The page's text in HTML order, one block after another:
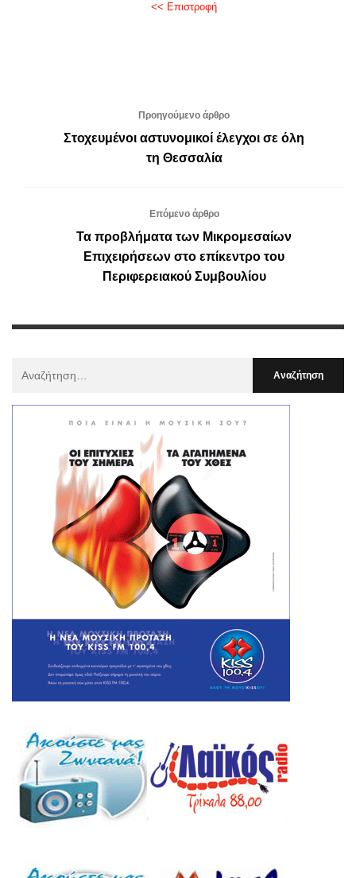
<< Επιστροφή
Προηγούμενο άρθρο
Στοχευμένοι αστυνομικοί έλεγχοι σε όλη
τη Θεσσαλία
Επόμενο άρθρο
Τα προβλήματα των Μικρομεσαίων
Επιχειρήσεων στο επίκεντρο του
Περιφερειακού Συμβουλίου
: